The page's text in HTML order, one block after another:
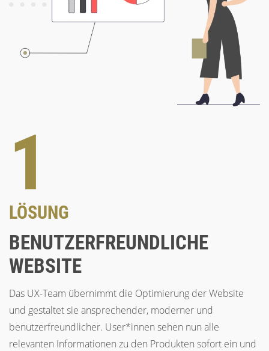
1
LÖSUNG
BENUTZERFREUNDLICHE
WEBSITE
Das UX-Team übernimmt die Optimierung der Website
und gestaltet sie ansprechender, moderner und
benutzerfreundlicher. User*innen sehen nun alle
relevanten Informationen zu den Produkten sofort ein und